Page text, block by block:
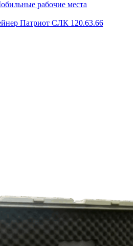
рабочие места
Патриот СЛК 120.63.66